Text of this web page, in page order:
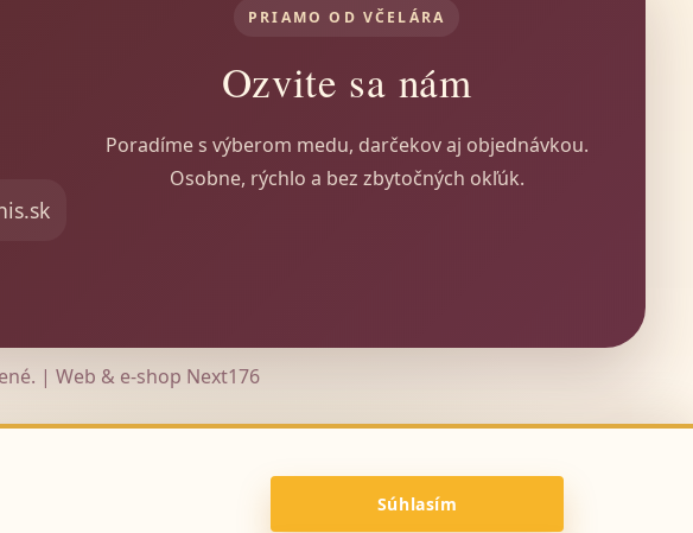
PRIAMO OD VČELÁRA
Ozvite sa nám
Poradíme s výberom medu, darčekov aj objednávkou.
Osobne, rýchlo a bez zbytočných okľúk.
| Web & e-shop Next176
Súhlasím